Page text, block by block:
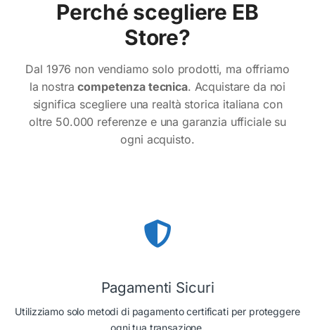
Perché scegliere EB
Store?
Dal 1976 non vendiamo solo prodotti, ma offriamo
la nostracompetenza tecnica. Acquistare da noi
significa scegliere una realtà storica italiana con
oltre 50.000 referenze e una garanzia ufficiale su
ogni acquisto.
Pagamenti Sicuri
Utilizziamo solo metodi di pagamento certificati per proteggere
ogni tua transazione.